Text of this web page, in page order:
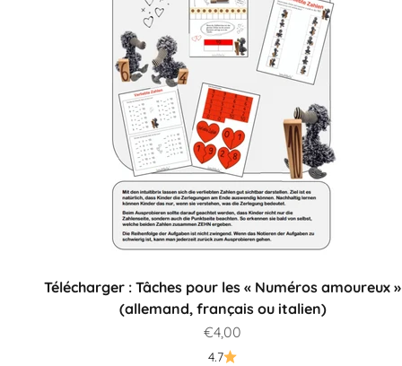
Télécharger : Tâches pour les « Numéros amoureux »
(allemand, français ou italien)
Prix de vente
€4,00
4.7